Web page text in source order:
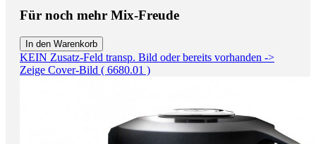
Für noch mehr Mix-Freude
In den Warenkorb
KEIN Zusatz-Feld transp. Bild oder bereits vorhanden ->
Zeige Cover-Bild ( 6680.01 )